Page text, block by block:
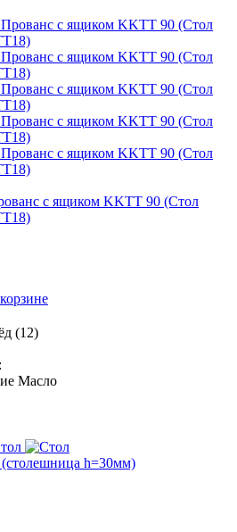
с ящиком KKTT 90 (Стол
(12)
Масло
h=30мм)